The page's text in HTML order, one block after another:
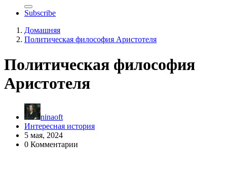
Subscribe
Домашняя
Политическая философия Аристотеля
Политическая философия
Аристотеля
ninaoft
Интересная история
5 мая, 2024
0 Комментарии